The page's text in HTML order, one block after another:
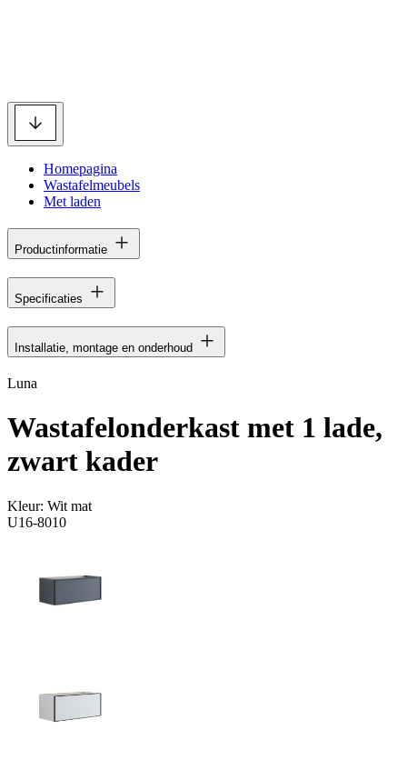
Homepagina
Wastafelmeubels
Met laden
Productinformatie
Specificaties
Installatie, montage en onderhoud
Luna
Wastafelonderkast met 1 lade,
zwart kader
Kleur: Wit mat
U16-8010